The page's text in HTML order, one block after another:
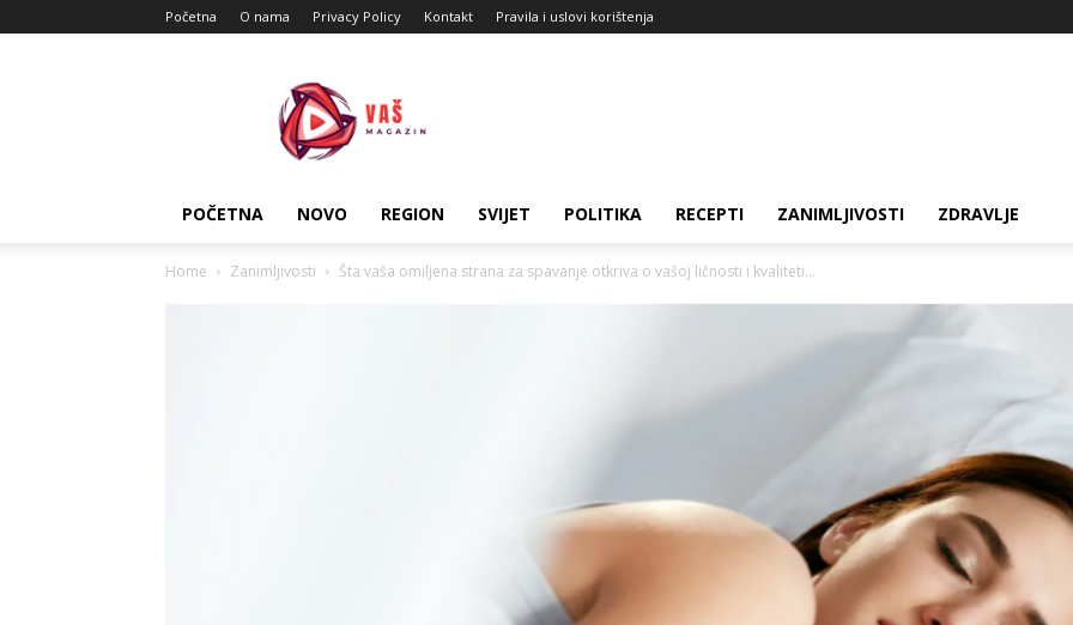
Početna O nama Privacy Policy Kontakt Pravila i uslovi korištenja
Magazin
POČETNA NOVO REGION SVIJET POLITIKA RECEPTI ZANIMLJIVOSTI ZDRAVLJE
Home Zanimljivosti Šta vaša omiljena strana za spavanje otkriva o vašoj ličnosti i kvaliteti...